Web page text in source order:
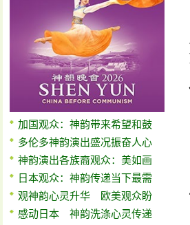
加国观众：神韵带来希望和鼓
多伦多神韵演出盛况振奋人心
神韵演出各族裔观众：美如画
日本观众：神韵传递当下最需
观神韵心灵升华 欧美观众盼
感动日本 神韵洗涤心灵传递